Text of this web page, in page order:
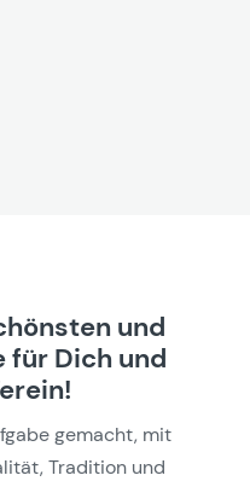
und
für Dich und
gemacht, mit
Tradition und